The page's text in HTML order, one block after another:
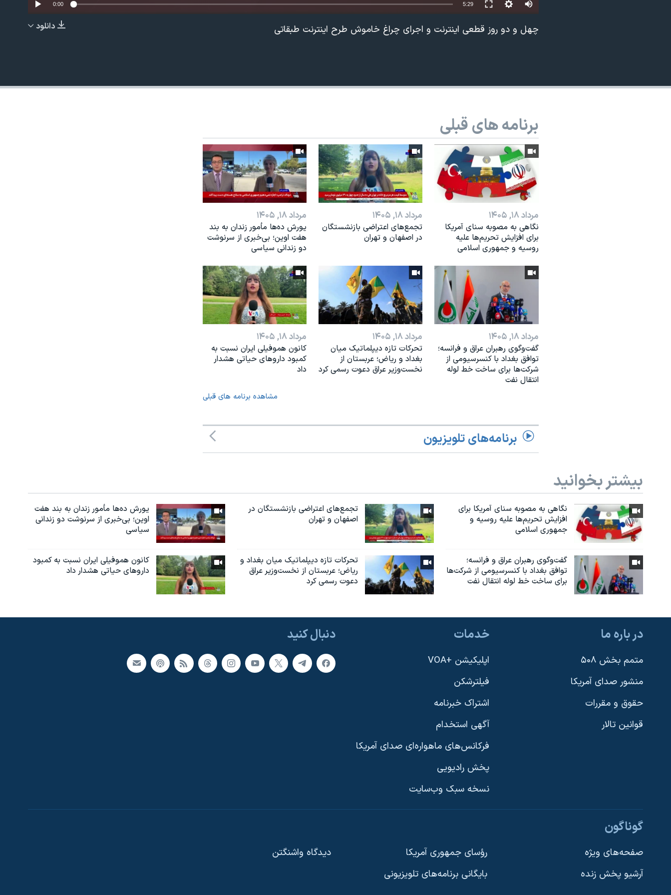
دنبال کنید
زبانهای مختلف
EMBED
Auto
240p
360p
720p
1080p
0:00 5:29
دانلود چهل و دو روز قطعی اینترنت و اجرای چراغ خاموش طرح اینترنت طبقاتی
برنامه های قبلی
مرداد ۱۸, ۱۴۰۵
نگاهی به مصوبه سنای آمریکا
برای افزایش تحریم‌ها علیه
روسیه و جمهوری اسلامی
مرداد ۱۸, ۱۴۰۵
تجمع‌های اعتراضی بازنشستگان
در اصفهان و تهران
مرداد ۱۸, ۱۴۰۵
یورش ده‌ها مأمور زندان به بند
هفت اوین؛ بی‌خبری از سرنوشت
دو زندانی سیاسی
مرداد ۱۸, ۱۴۰۵
گفت‌وگوی رهبران عراق و فرانسه؛
توافق بغداد با کنسرسیومی از
شرکت‌ها برای ساخت خط لوله
انتقال نفت
مرداد ۱۸, ۱۴۰۵
تحرکات تازه دیپلماتیک میان
بغداد و ریاض؛ عربستان از
نخست‌وزیر عراق دعوت رسمی کرد
مرداد ۱۸, ۱۴۰۵
کانون هموفیلی ایران نسبت به
کمبود داروهای حیاتی هشدار
داد
مشاهده برنامه های قبلی
برنامه‌های تلویزیون
بیشتر بخوانید
نگاهی به مصوبه سنای آمریکا برای
افزایش تحریم‌ها علیه روسیه و
جمهوری اسلامی
تجمع‌های اعتراضی بازنشستگان در
اصفهان و تهران
یورش ده‌ها مأمور زندان به بند هفت
اوین؛ بی‌خبری از سرنوشت دو زندانی
سیاسی
گفت‌وگوی رهبران عراق و فرانسه؛
توافق بغداد با کنسرسیومی از شرکت‌ها
برای ساخت خط لوله انتقال نفت
تحرکات تازه دیپلماتیک میان بغداد و
ریاض؛ عربستان از نخست‌وزیر عراق
دعوت رسمی کرد
کانون هموفیلی ایران نسبت به کمبود
داروهای حیاتی هشدار داد
دنبال کنید در باره ما
متمم بخش ۵۰۸
منشور صدای آمریکا
حقوق و مقررات
قوانین تالار
خدمات
اپلیکیشن +VOA
فیلترشکن
اشتراک خبرنامه
آگهی استخدام
فرکانس‌های ماهواره‌ای صدای آمریکا
پخش رادیویی
نسخه سبک وب‌سایت
گوناگون
صفحه‌های ویژه
آرشیو پخش زنده
رؤسای جمهوری آمریکا
بایگانی برنامه‌های تلویزیونی
دیدگاه‌ واشنگتن